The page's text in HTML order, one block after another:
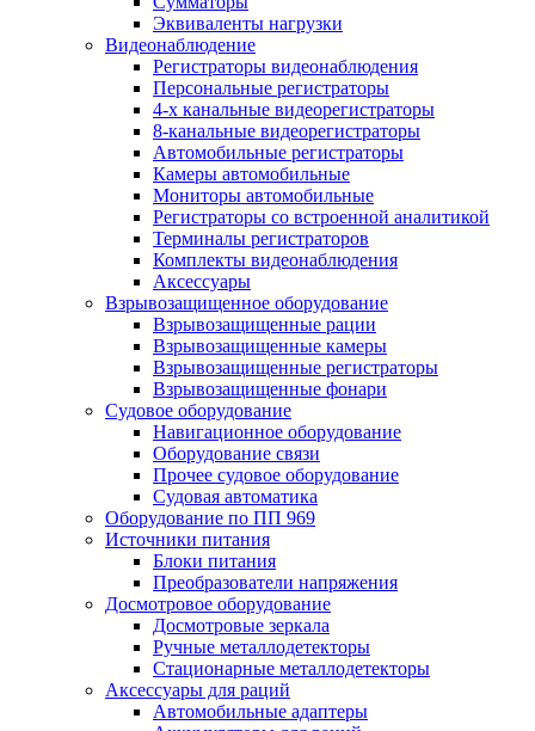
Эквиваленты нагрузки
Видеонаблюдение
Регистраторы видеонаблюдения
Персональные регистраторы
4-х канальные видеорегистраторы
8-канальные видеорегистраторы
Автомобильные регистраторы
Камеры автомобильные
Мониторы автомобильные
Регистраторы со встроенной аналитикой
Терминалы регистраторов
Комплекты видеонаблюдения
Аксессуары
Взрывозащищенное оборудование
Взрывозащищенные рации
Взрывозащищенные камеры
Взрывозащищенные регистраторы
Взрывозащищенные фонари
Судовое оборудование
Навигационное оборудование
Оборудование связи
Прочее судовое оборудование
Судовая автоматика
Оборудование по ПП 969
Источники питания
Блоки питания
Преобразователи напряжения
Досмотровое оборудование
Досмотровые зеркала
Ручные металлодетекторы
Стационарные металлодетекторы
Аксессуары для раций
Автомобильные адаптеры